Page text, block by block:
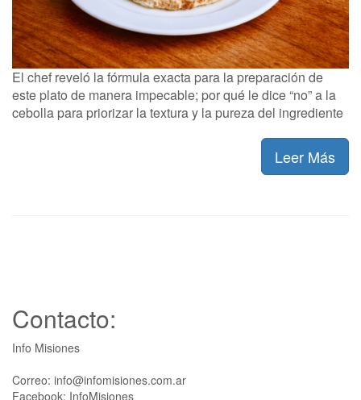
El chef reveló la fórmula exacta para la preparación de
este plato de manera impecable; por qué le dice “no” a la
cebolla para priorizar la textura y la pureza del ingrediente
Leer Más
Contacto:
Info Misiones
Correo: info@infomisiones.com.ar
Facebook: InfoMisiones